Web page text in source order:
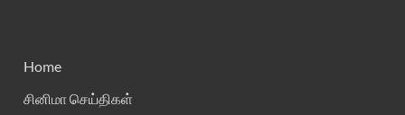
Home
சினிமா செய்திகள்